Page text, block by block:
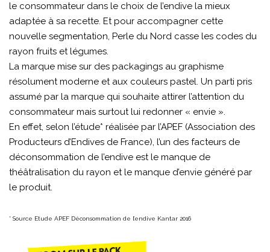
le consommateur dans le choix de l’endive la mieux
adaptée à sa recette. Et pour accompagner cette
nouvelle segmentation, Perle du Nord casse les codes du
rayon fruits et légumes.
La marque mise sur des packagings au graphisme
résolument moderne et aux couleurs pastel. Un parti pris
assumé par la marque qui souhaite attirer l’attention du
consommateur mais surtout lui redonner « envie ».
En effet, selon l’étude* réalisée par l’APEF (Association des
Producteurs d’Endives de France), l’un des facteurs de
déconsommation de l’endive est le manque de
théâtralisation du rayon et le manque d’envie généré par
le produit.
* Source Etude APEF Déconsommation de l’endive Kantar 2016